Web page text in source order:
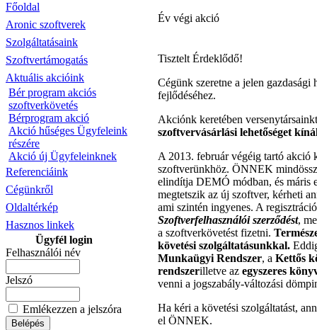
Főoldal
Aronic szoftverek
Szolgáltatásaink
Szoftvertámogatás
Aktuális akcióink
Bér program akciós
szoftverkövetés
Bérprogram akció
Akció hűséges Ügyfeleink
részére
Akció új Ügyfeleinknek
Referenciáink
Cégünkről
Oldaltérkép
Hasznos linkek
Ügyfél login
Felhasználói név
Jelszó
Emlékezzen a jelszóra
Év végi akció
Tisztelt Érdeklődő!
Cégünk szeretne a jelen
fejlődéséhez.
Akciónk keretében
szoftvervásárlási lehetőséget
A 2013. február végéig tartó
szoftverünkhöz. ÖNNEK
elindítja DEMÓ módban, és
megtetszik az új szoftver, kérheti
ami szintén ingyenes. A
Szoftverfelhasználói szerződést,
a szoftverkövetést fizetni.
követési szolgáltatásunkkal.
Munkaügyi Rendszer, a Kettős
rendszerilletve az egyszeres
venni a jogszabály-változási
Ha kéri a követési szolgáltatást,
el ÖNNEK.